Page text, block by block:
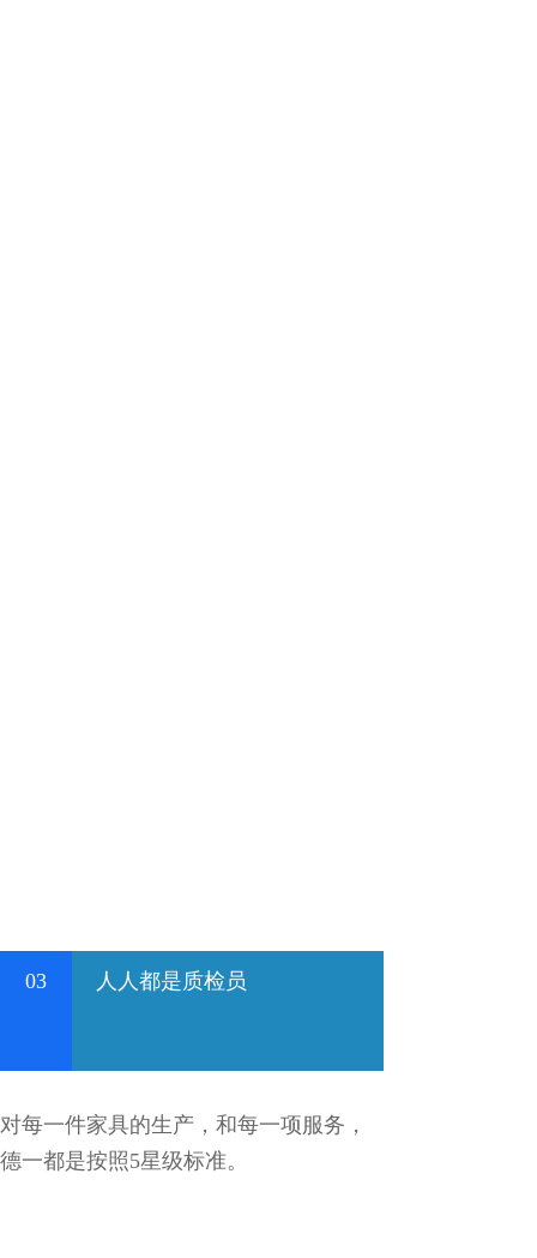
03 人人都是质检员
对每一件家具的生产，和每一项服务，
德一都是按照5星级标准。